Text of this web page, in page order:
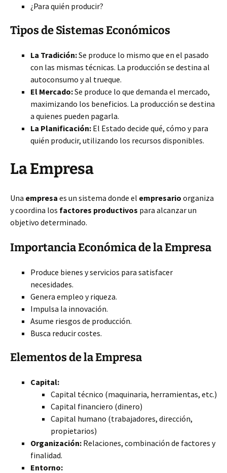
¿Para quién producir?
Tipos de Sistemas Económicos
La Tradición:Se produce lo mismo que en el pasado
con las mismas técnicas. La producción se destina al
autoconsumo y al trueque.
El Mercado:Se produce lo que demanda el mercado,
maximizando los beneficios. La producción se destina
a quienes pueden pagarla.
La Planificación: El Estado decide qué, cómo y para
quién producir, utilizando los recursos disponibles.
La Empresa
Una empresa es un sistema donde el empresario organiza
y coordina los factores productivos para alcanzar un
objetivo determinado.
Importancia Económica de la Empresa
Produce bienes y servicios para satisfacer
necesidades.
Genera empleo y riqueza.
Impulsa la innovación.
Asume riesgos de producción.
Busca reducir costes.
Elementos de la Empresa
Capital:
Capital técnico (maquinaria, herramientas, etc.)
Capital financiero (dinero)
Capital humano (trabajadores, dirección,
propietarios)
Organización: Relaciones, combinación de factores y
finalidad.
Entorno: